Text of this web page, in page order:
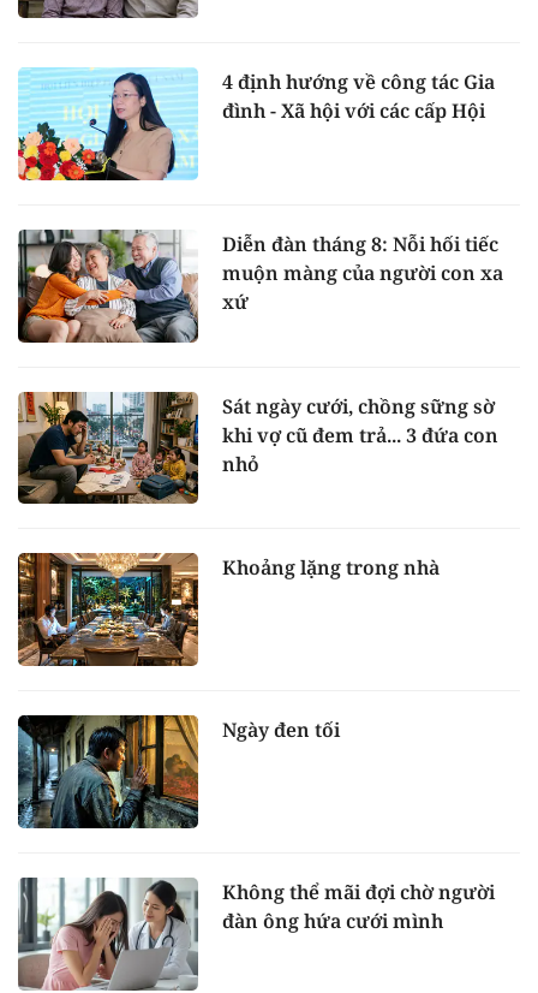
4 định hướng về công tác Gia
đình - Xã hội với các cấp Hội
Diễn đàn tháng 8: Nỗi hối tiếc
muộn màng của người con xa
xứ
Sát ngày cưới, chồng sững sờ
khi vợ cũ đem trả... 3 đứa con
nhỏ
Khoảng lặng trong nhà
Ngày đen tối
Không thể mãi đợi chờ người
đàn ông hứa cưới mình